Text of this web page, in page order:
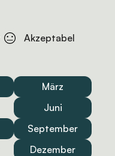
Akzeptabel
März
Juni
September
Dezember